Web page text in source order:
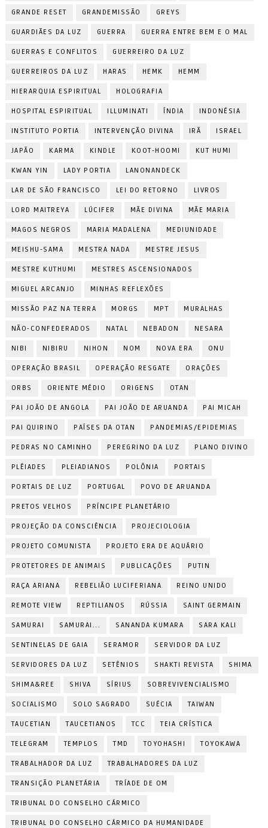
GRANDE RESET GRANDEMISSÃO GREYS
GUARDIÃES DA LUZ GUERRA GUERRA ENTRE BEM E O MAL
GUERRAS E CONFLITOS GUERREIRO DA LUZ
GUERREIROS DA LUZ HARAS HEMK HEMM
HIERARQUIA ESPIRITUAL HOLOGRAFIA
HOSPITAL ESPIRITUAL ILLUMINATI ÍNDIA INDONÉSIA
INSTITUTO PORTIA INTERVENÇÃO DIVINA IRÃ ISRAEL
JAPÃO KARMA KINDLE KOOT-HOOMI KUT HUMI
KWAN YIN LADY PORTIA LANONANDECK
LAR DE SÃO FRANCISCO LEI DO RETORNO LIVROS
LORD MAITREYA LÚCIFER MÃE DIVINA MÃE MARIA
MAGOS NEGROS MARIA MADALENA MEDIUNIDADE
MEISHU-SAMA MESTRA NADA MESTRE JESUS
MESTRE KUTHUMI MESTRES ASCENSIONADOS
MIGUEL ARCANJO MINHAS REFLEXÕES
MISSÃO PAZ NA TERRA MORGS MPT MURALHAS
NÃO-CONFEDERADOS NATAL NEBADON NESARA
NIBI NIBIRU NIHON NOM NOVA ERA ONU
OPERAÇÃO BRASIL OPERAÇÃO RESGATE ORAÇÕES
ORBS ORIENTE MÉDIO ORIGENS OTAN
PAI JOÃO DE ANGOLA PAI JOÃO DE ARUANDA PAI MICAH
PAI QUIRINO PAÍSES DA OTAN PANDEMIAS/EPIDEMIAS
PEDRAS NO CAMINHO PEREGRINO DA LUZ PLANO DIVINO
PLÊIADES PLEIADIANOS POLÔNIA PORTAIS
PORTAIS DE LUZ PORTUGAL POVO DE ARUANDA
PRETOS VELHOS PRÍNCIPE PLANETÁRIO
PROJEÇÃO DA CONSCIÊNCIA PROJECIOLOGIA
PROJETO COMUNISTA PROJETO ERA DE AQUÁRIO
PROTETORES DE ANIMAIS PUBLICAÇÕES PUTIN
RAÇA ARIANA REBELIÃO LUCIFERIANA REINO UNIDO
REMOTE VIEW REPTILIANOS RÚSSIA SAINT GERMAIN
SAMURAI SAMURAI... SANANDA KUMARA SARA KALI
SENTINELAS DE GAIA SERAMOR SERVIDOR DA LUZ
SERVIDORES DA LUZ SETÊNIOS SHAKTI REVISTA SHIMA
SHIMA&REE SHIVA SÍRIUS SOBREVIVENCIALISMO
SOCIALISMO SOLO SAGRADO SUÉCIA TAIWAN
TAUCETIAN TAUCETIANOS TCC TEIA CRÍSTICA
TELEGRAM TEMPLOS TMD TOYOHASHI TOYOKAWA
TRABALHADOR DA LUZ TRABALHADORES DA LUZ
TRANSIÇÃO PLANETÁRIA TRÍADE DE OM
TRIBUNAL DO CONSELHO CÁRMICO
TRIBUNAL DO CONSELHO CÁRMICO DA HUMANIDADE